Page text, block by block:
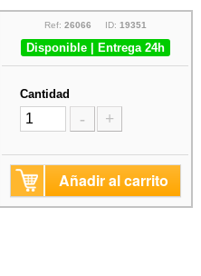
Ref: 26066 ID: 19351
Disponible | Entrega 24h
Cantidad
- +
Añadir al carrito